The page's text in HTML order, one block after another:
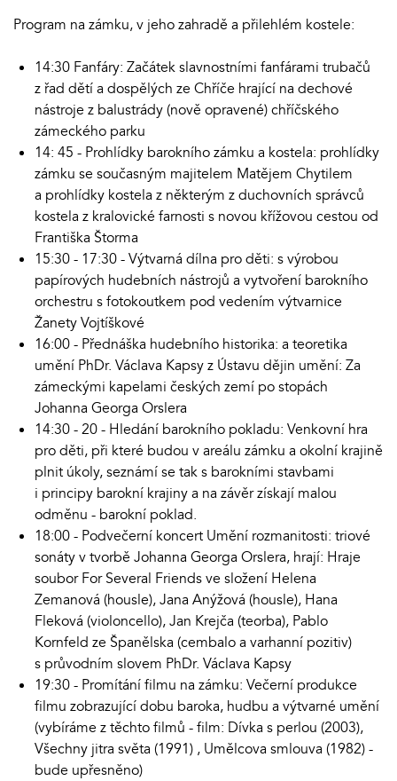
Program na zámku, v jeho zahradě a přilehlém kostele:
14:30 Fanfáry: Začátek slavnostními fanfárami trubačů
z řad dětí a dospělých ze Chříče hrající na dechové
nástroje z balustrády (nově opravené) chříčského
zámeckého parku
14: 45 - Prohlídky barokního zámku a kostela: prohlídky
zámku se současným majitelem Matějem Chytilem
a prohlídky kostela z některým z duchovních správců
kostela z kralovické farnosti s novou křížovou cestou od
Františka Štorma
15:30 - 17:30 - Výtvarná dílna pro děti: s výrobou
papírových hudebních nástrojů a vytvoření barokního
orchestru s fotokoutkem pod vedením výtvarnice
Žanety Vojtíškové
16:00 - Přednáška hudebního historika: a teoretika
umění PhDr. Václava Kapsy z Ústavu dějin umění: Za
zámeckými kapelami českých zemí po stopách
Johanna Georga Orslera
14:30 - 20 - Hledání barokního pokladu: Venkovní hra
pro děti, při které budou v areálu zámku a okolní krajině
plnit úkoly, seznámí se tak s barokními stavbami
i principy barokní krajiny a na závěr získají malou
odměnu - barokní poklad.
18:00 - Podvečerní koncert Umění rozmanitosti: triové
sonáty v tvorbě Johanna Georga Orslera, hrají: Hraje
soubor For Several Friends ve složení Helena
Zemanová (housle), Jana Anýžová (housle), Hana
Fleková (violoncello), Jan Krejča (teorba), Pablo
Kornfeld ze Španělska (cembalo a varhanní pozitiv)
s průvodním slovem PhDr. Václava Kapsy
19:30 - Promítání filmu na zámku: Večerní produkce
filmu zobrazující dobu baroka, hudbu a výtvarné umění
(vybíráme z těchto filmů - film: Dívka s perlou (2003),
Všechny jitra světa (1991) , Umělcova smlouva (1982) -
bude upřesněno)